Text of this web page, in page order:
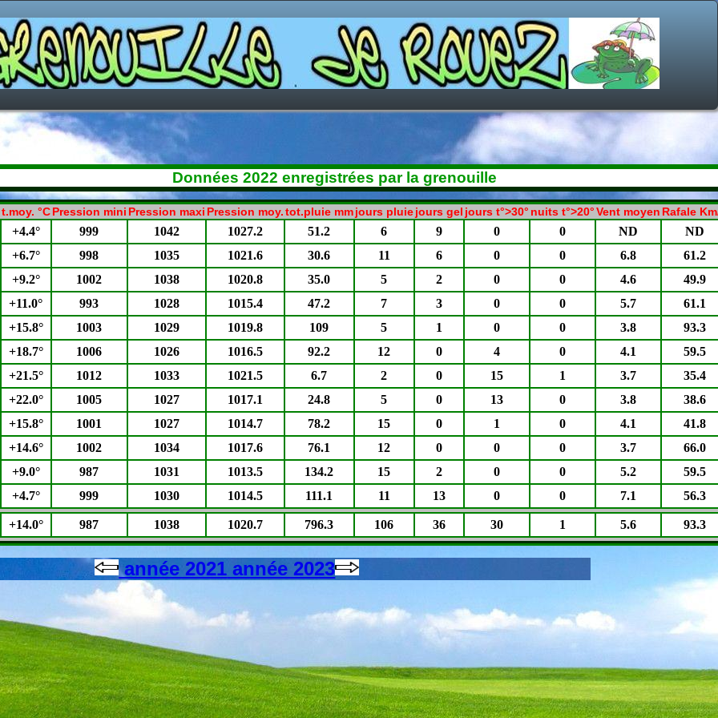
Données 2022 enregistrées par la grenouille
t.moy. °C Pression mini Pression maxi Pression moy.tot.pluie mm jours pluie jours gel jours t°>30° nuits t°>20°Vent moyen Rafale
+4.4° 999 1042 1027.2 51.2 6 9 0 0 ND
ND
+6.7° 998 1035 1021.6 30.6 11 6 0 0 6.8
61.2
+9.2° 1002 1038 1020.8 35.0 5 2 0 0 4.6
49.9
+11.0° 993 1028 1015.4 47.2 7 3 0 0 5.7
61.1
+15.8° 1003 1029 1019.8 109 5 1 0 0 3.8
93.3
+18.7° 1006 1026 1016.5 92.2 12 0 4 0 4.1
59.5
+21.5° 1012 1033 1021.5 6.7 2 0 15 1 3.7
35.4
+22.0° 1005 1027 1017.1 24.8 5 0 13 0 3.8
38.6
+15.8° 1001 1027 1014.7 78.2 15 0 1 0 4.1
41.8
+14.6° 1002 1034 1017.6 76.1 12 0 0 0 3.7
66.0
+9.0° 987 1031 1013.5 134.2 15 2 0 0 5.2
59.5
+4.7° 999 1030 1014.5 111.1 11 13 0 0 7.1 56.3
+14.0° 987 1038 1020.7 796.3 106 36 30 1 5.6 93.3
année 2021 année 2023